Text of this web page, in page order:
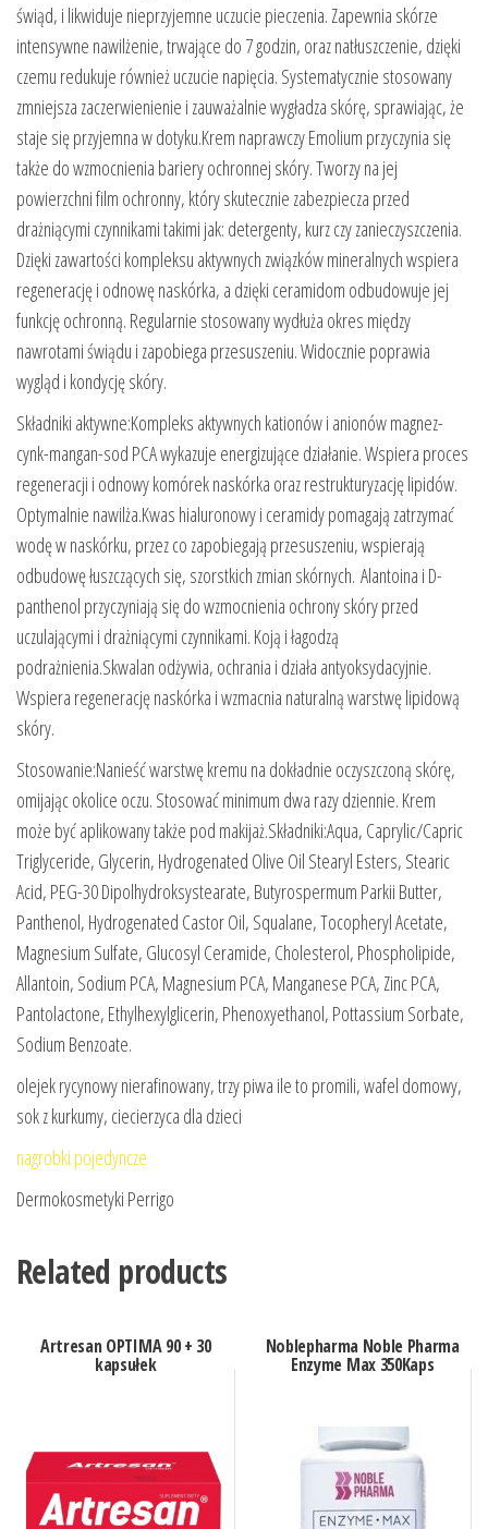
świąd, i likwiduje nieprzyjemne uczucie pieczenia. Zapewnia skórze
intensywne nawilżenie, trwające do 7 godzin, oraz natłuszczenie, dzięki
czemu redukuje również uczucie napięcia. Systematycznie stosowany
zmniejsza zaczerwienienie i zauważalnie wygładza skórę, sprawiając, że
staje się przyjemna w dotyku.Krem naprawczy Emolium przyczynia się
także do wzmocnienia bariery ochronnej skóry. Tworzy na jej
powierzchni film ochronny, który skutecznie zabezpiecza przed
drażniącymi czynnikami takimi jak: detergenty, kurz czy zanieczyszczenia.
Dzięki zawartości kompleksu aktywnych związków mineralnych wspiera
regenerację i odnowę naskórka, a dzięki ceramidom odbudowuje jej
funkcję ochronną. Regularnie stosowany wydłuża okres między
nawrotami świądu i zapobiega przesuszeniu. Widocznie poprawia
wygląd i kondycję skóry.
Składniki aktywne:Kompleks aktywnych kationów i anionów magnez-
cynk-mangan-sod PCA wykazuje energizujące działanie. Wspiera proces
regeneracji i odnowy komórek naskórka oraz restrukturyzację lipidów.
Optymalnie nawilża.Kwas hialuronowy i ceramidy pomagają zatrzymać
wodę w naskórku, przez co zapobiegają przesuszeniu, wspierają
odbudowę łuszczących się, szorstkich zmian skórnych. Alantoina i D-
panthenol przyczyniają się do wzmocnienia ochrony skóry przed
uczulającymi i drażniącymi czynnikami. Koją i łagodzą
podrażnienia.Skwalan odżywia, ochrania i działa antyoksydacyjnie.
Wspiera regenerację naskórka i wzmacnia naturalną warstwę lipidową
skóry.
Stosowanie:Nanieść warstwę kremu na dokładnie oczyszczoną skórę,
omijając okolice oczu. Stosować minimum dwa razy dziennie. Krem
może być aplikowany także pod makijaż.Składniki:Aqua, Caprylic/Capric
Triglyceride, Glycerin, Hydrogenated Olive Oil Stearyl Esters, Stearic
Acid, PEG-30 Dipolhydroksystearate, Butyrospermum Parkii Butter,
Panthenol, Hydrogenated Castor Oil, Squalane, Tocopheryl Acetate,
Magnesium Sulfate, Glucosyl Ceramide, Cholesterol, Phospholipide,
Allantoin, Sodium PCA, Magnesium PCA, Manganese PCA, Zinc PCA,
Pantolactone, Ethylhexylglicerin, Phenoxyethanol, Pottassium Sorbate,
Sodium Benzoate.
olejek rycynowy nierafinowany, trzy piwa ile to promili, wafel domowy,
sok z kurkumy, ciecierzyca dla dzieci
nagrobki pojedyncze
Dermokosmetyki Perrigo
Related products
Artresan OPTIMA 90 + 30
kapsułek
Noblepharma Noble Pharma
Enzyme Max 350Kaps